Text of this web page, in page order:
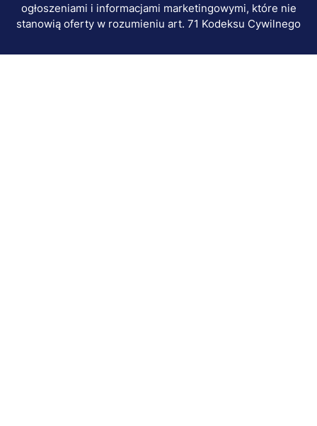
ogłoszeniami i informacjami marketingowymi, które nie
stanowią oferty w rozumieniu art. 71 Kodeksu Cywilnego